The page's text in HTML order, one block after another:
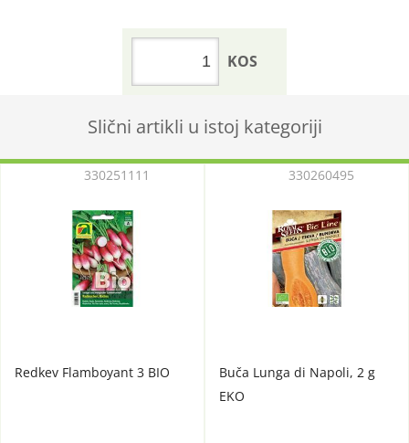
KOS
Slični artikli u istoj kategoriji
Redkev Flamboyant 3 BIO
330251111
Buča Lunga di Napoli, 2 g
EKO
330260495